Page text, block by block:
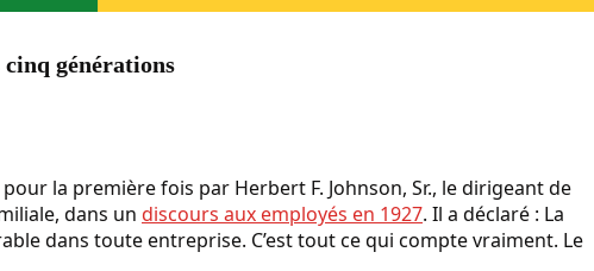
cinq générations
la première fois par Herbert F. Johnson, Sr., le dirigeant de
dans un discours aux employés en 1927. Il a déclaré : La
dans toute entreprise. C’est tout ce qui compte vraiment. Le